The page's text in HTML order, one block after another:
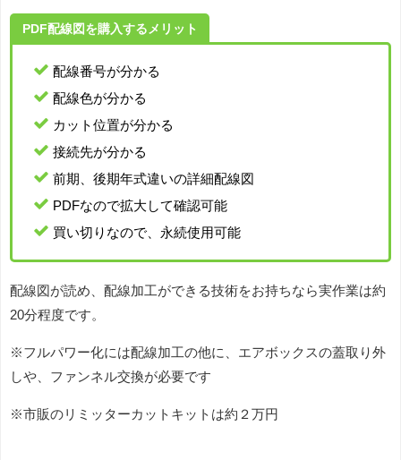
PDF配線図を購入するメリット
配線番号が分かる
配線色が分かる
カット位置が分かる
接続先が分かる
前期、後期年式違いの詳細配線図
PDFなので拡大して確認可能
買い切りなので、永続使用可能
配線図が読め、配線加工ができる技術をお持ちなら実作業は約
20分程度です。
※フルパワー化には配線加工の他に、エアボックスの蓋取り外
しや、ファンネル交換が必要です
※市販のリミッターカットキットは約２万円